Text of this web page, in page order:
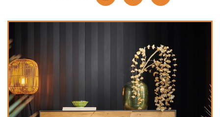
chambres et dressing
décoration